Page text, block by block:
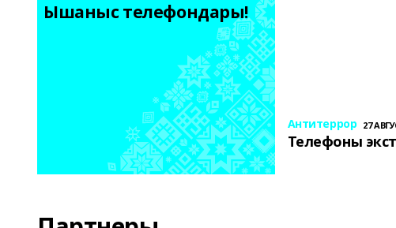
Ышаныс телефондары!
Антитеррор 27
Телефоны